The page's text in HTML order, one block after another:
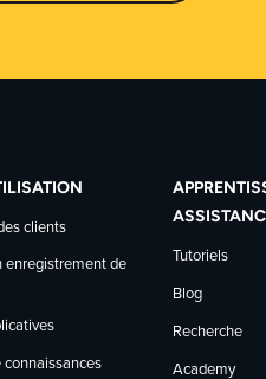
clients
enregistrement de
connaissances
Tutoriels
Blog
Recherche
Academy